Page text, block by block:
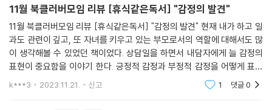
4. 재평가
5. 시각화
인지 전략에서 잊지 말아야 할 것
제11장 사람들과의 관계를 통해 감정의 힘 기르기 감정은 관계 속에서 조
“나의 약한 면을 보여 주는 것이 우정을 비롯해 더 깊은 관계를 쌓을 훌륭
한 기회라는 점을 알게 됐다. 때로는 다른 사람에게 그러하듯 자신에게도
온화해야 하고, 다른 사람을 이해하듯 자신도 이해해야 한다는 것 또한 배
웠다.”
“차분함, 평온함, 집중력, 전반적인 행복은 모두 내 손이 닿는 곳에 있다.
11월 북클러버모임 리뷰 [휴식같은독서] "감정의 발견"
11월 북클러버모임 리뷰 [휴식같은독서] "감정의 발견" 현재 내가 하고 일
과도 관련이 깊고, 또 자녀를 키우고 있는 부모로서의 역할에 대해서도 많
이 생각해볼 수 있었던 책이었다. 상담일을 하면서 내담자에게 늘 감정의
표현이 중요함을 이야기 한다. 긍정적 감정과 부정적 감정을 어떻게 표현
하고 내면화해야 하는가에 대해서 늘 생각해왔던 부분이었는데 이번 독서
k***3 2023.11.21. 신고 1 댓글0